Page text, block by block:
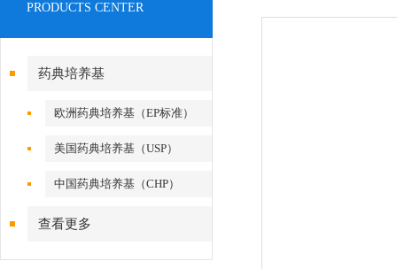
PRODUCTS CENTER
药典培养基
欧洲药典培养基（EP标准）
美国药典培养基（USP）
中国药典培养基（CHP）
查看更多